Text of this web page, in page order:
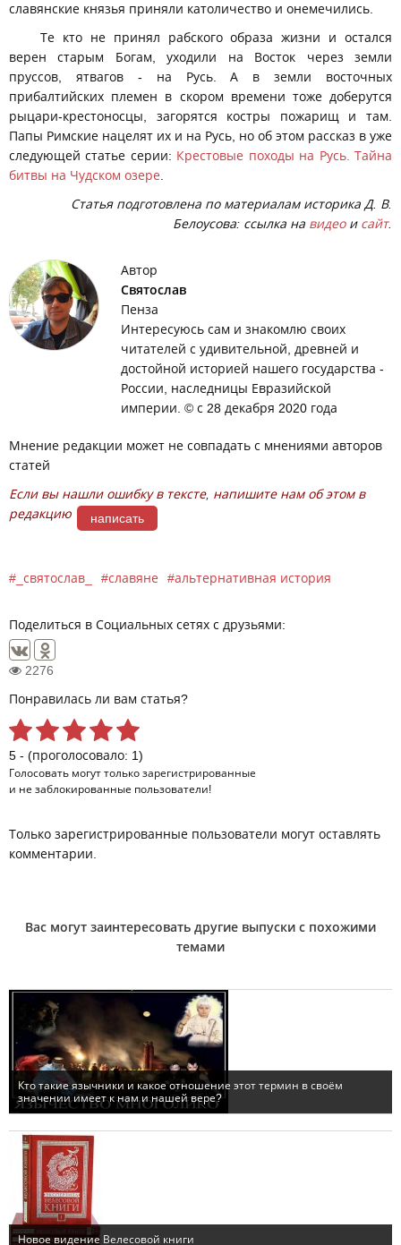
славянские князья приняли католичество и онемечились.
Те кто не принял рабского образа жизни и остался
верен старым Богам, уходили на Восток через земли
пруссов, ятвагов - на Русь. А в земли восточных
прибалтийских племен в скором времени тоже доберутся
рыцари-крестоносцы, загорятся костры пожарищ и там.
Папы Римские нацелят их и на Русь, но об этом рассказ в уже
следующей статье серии: Крестовые походы на Русь. Тайна
битвы на Чудском озере
Статья подготовлена по материалам историка Д. В.
Белоусова: ссылка на видеои сайт.
Автор
Святослав
Пенза
Интересуюсь сам и знакомлю своих
читателей с удивительной, древней и
достойной историей нашего государства -
России, наследницы Евразийской
империи. © с 28 декабря 2020 года
Мнение редакции может не совпадать с мнениями авторов
статей
Если вы нашли ошибку в тексте, напишите нам об этом в
редакцию
написать
_святослав_ славяне альтернативная история
Поделиться в Социальных сетях с друзьями:
2276
Понравилась ли вам статья?
5 - (проголосовало: 1)
Голосовать могут только зарегистрированные
и не заблокированные пользователи!
Только зарегистрированные пользователи могут оставлять
комментарии.
Вас могут заинтересовать другие выпуски с похожими
темами